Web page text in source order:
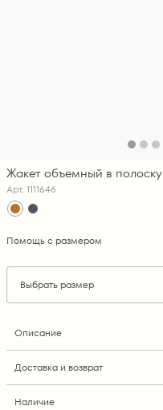
Жакет объемный в полоску
Арт. 1111646
Помощь с размером
Выбрать размер
Описание
Доставка и возврат
Наличие